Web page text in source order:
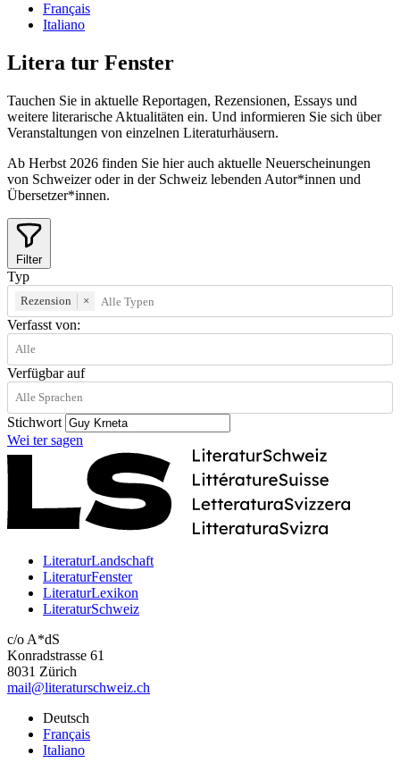
Français
Italiano
Litera tur Fenster
Tauchen Sie in aktuelle Reportagen, Rezensionen, Essays und
weitere literarische Aktualitäten ein. Und informieren Sie sich über
Veranstaltungen von einzelnen Literaturhäusern.
Ab Herbst 2026 finden Sie hier auch aktuelle Neuerscheinungen
von Schweizer oder in der Schweiz lebenden Autor*innen und
Übersetzer*innen.
Filter
Typ
Rezension ×
Verfasst von:
Verfügbar auf
Stichwort
Wei ter sagen
LiteraturLandschaft
LiteraturFenster
LiteraturLexikon
LiteraturSchweiz
c/o A*dS
Konradstrasse 61
8031 Zürich
mail@literaturschweiz.ch
Deutsch
Français
Italiano